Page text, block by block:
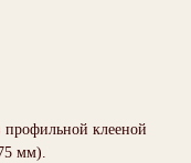
профильной клееной
мм).